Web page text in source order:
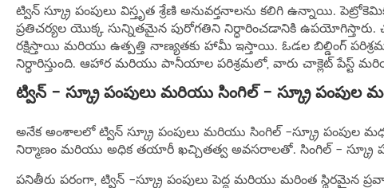
ట్విన్ స్క్రూ పంపులు విస్తృత శ్రేణి అనువర్తనాలను కలిగి ఉన్నాయి.
ప్రతిచర్యల యొక్క సున్నితమైన పురోగతిని నిర్ధారించడానికి
రక్షిస్తాయి మరియు ఉత్పత్తి నాణ్యతకు హామీ ఇస్తాయి. ఓడల బిల్డింగ్
నిర్ధారిస్తుంది. ఆహార మరియు పానీయాల పరిశ్రమలో, వారు చాక్లెట్ పేస్ట్
ట్విన్ - స్క్రూ పంపులు మరియు సింగిల్ - స్క్రూ పంపుల
అనేక అంశాలలో ట్విన్ స్క్రూ పంపులు మరియు సింగిల్ -స్క్రూ పంపుల
నిర్మాణం మరియు అధిక తయారీ ఖచ్చితత్వ అవసరాలతో. సింగిల్ - స్క్రూ
పనితీరు పరంగా, ట్విన్ -స్క్రూ పంపులు పెద్ద మరియు మరింత స్థిరమైన